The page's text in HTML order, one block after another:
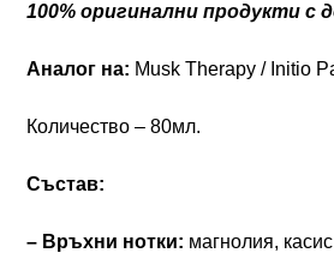
100% оригинални продукти с
Аналог на: Musk Therapy / Initio
Количество – 80мл.
Състав:
– Връхни нотки: магнолия, касис